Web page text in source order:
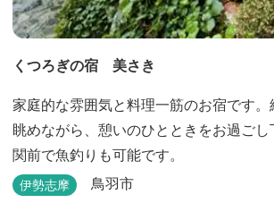
くつろぎの宿 美さき
家庭的な雰囲気と料理一筋のお宿です。
眺めながら、憩いのひとときをお過ご
関前で魚釣りも可能です。
伊勢志摩 鳥羽市